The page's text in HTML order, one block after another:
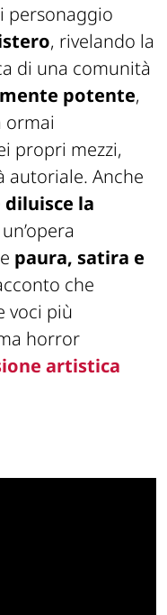
personaggio
, rivelando la
di una comunità
potente,
ormai
propri mezzi,
autoriale. Anche
diluisce la
paura, satira e
che
voci più
horror
artistica